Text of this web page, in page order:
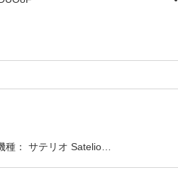
種： サテリオ Satelio…